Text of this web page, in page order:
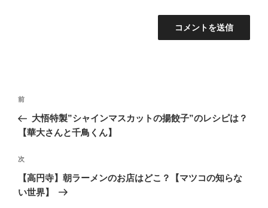
投
ナ
ゲ
ー
シ
過
去
の
稿
前
大悟特製”シャインマスカットの揚餃子”のレシピは？
【華大さんと千鳥くん】
次
の
投
次
【高円寺】朝ラーメンのお店はどこ？【マツコの知らな
い世界】